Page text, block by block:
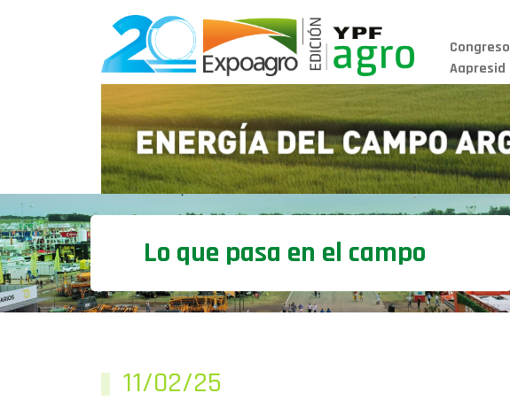
Congreso
Aapresid
Lo que pasa en el campo
11/02/25